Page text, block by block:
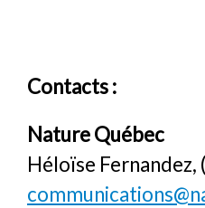
Contacts :
Nature Québec
Héloïse